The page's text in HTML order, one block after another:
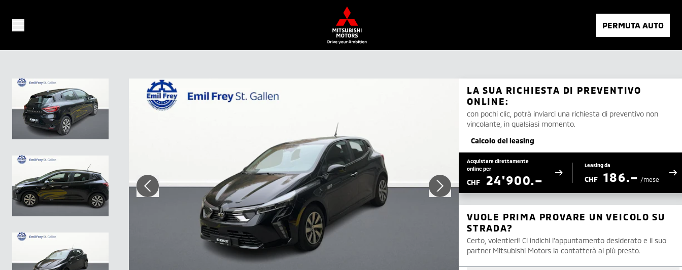
PERMUTA AUTO
LA SUA RICHIESTA DI PREVENTIVO
ONLINE:
con pochi clic, potrà inviarci una richiesta di preventivo non
vincolante, in qualsiasi momento.
Calcolo del leasing
Acquistare direttamente
online per
CHF 24'900.–
Leasing da
CHF 186.– /mese
VUOLE PRIMA PROVARE UN VEICOLO SU
STRADA?
Certo, volentieri! Ci indichi l'appuntamento desiderato e il suo
partner Mitsubishi Motors la contatterà al più presto.